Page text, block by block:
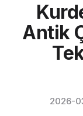
Antik
2026-